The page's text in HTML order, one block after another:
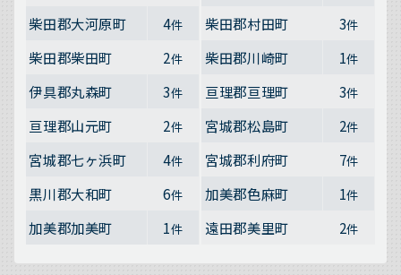
柴田郡大河原町 4件
柴田郡柴田町 2件
伊具郡丸森町 3件
亘理郡山元町 2件
宮城郡七ヶ浜町 4件
黒川郡大和町 6件
加美郡加美町 1件
柴田郡村田町 3件
柴田郡川崎町 1件
亘理郡亘理町 3件
宮城郡松島町 2件
宮城郡利府町 7件
加美郡色麻町 1件
遠田郡美里町 2件